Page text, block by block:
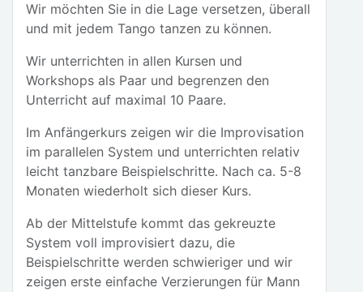
Wir möchten Sie in die Lage versetzen, überall
und mit jedem Tango tanzen zu können.
Wir unterrichten in allen Kursen und
Workshops als Paar und begrenzen den
Unterricht auf maximal 10 Paare.
Im Anfängerkurs zeigen wir die Improvisation
im parallelen System und unterrichten relativ
leicht tanzbare Beispielschritte. Nach ca. 5-8
Monaten wiederholt sich dieser Kurs.
Ab der Mittelstufe kommt das gekreuzte
System voll improvisiert dazu, die
Beispielschritte werden schwieriger und wir
zeigen erste einfache Verzierungen für Mann